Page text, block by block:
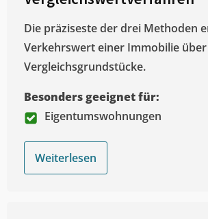
Die präziseste der drei Methoden
Verkehrswert einer Immobilie über
Vergleichsgrundstücke.
Besonders geeignet für:
Eigentumswohnungen
Weiterlesen